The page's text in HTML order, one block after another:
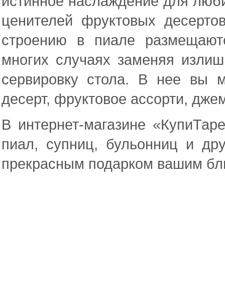
ценителей фруктовых
строению в пиале
многих случаях заменяя
сервировку стола. В нее вы
десерт, фруктовое ассорти,
В интернет-магазине
пиал, супниц, бульонниц и
прекрасным подарком вашим